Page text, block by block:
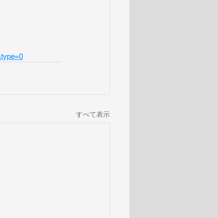
すべて表示